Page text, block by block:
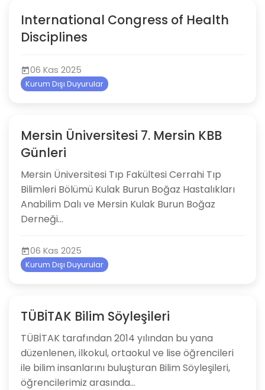
International Congress of Health
Disciplines
06 Kas 2025
Kurum Dışı Duyurular
Mersin Üniversitesi 7. Mersin KBB
Günleri
Mersin Üniversitesi Tıp Fakültesi Cerrahi Tıp
Bilimleri Bölümü Kulak Burun Boğaz Hastalıkları
Anabilim Dalı ve Mersin Kulak Burun Boğaz
Derneği...
06 Kas 2025
Kurum Dışı Duyurular
TÜBİTAK Bilim Söyleşileri
TÜBİTAK tarafından 2014 yılından bu yana
düzenlenen, ilkokul, ortaokul ve lise öğrencileri
ile bilim insanlarını buluşturan Bilim Söyleşileri,
öğrencilerimiz arasında...